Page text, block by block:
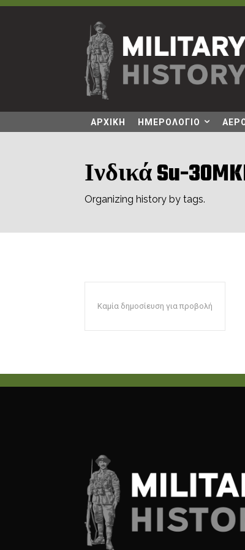
ΑΡΧΙΚΗ ΗΜΕΡΟΛΟΓΙΟ
Ινδικά Su-
Organizing history by tags.
Καμία δημοσίευση για προβολή